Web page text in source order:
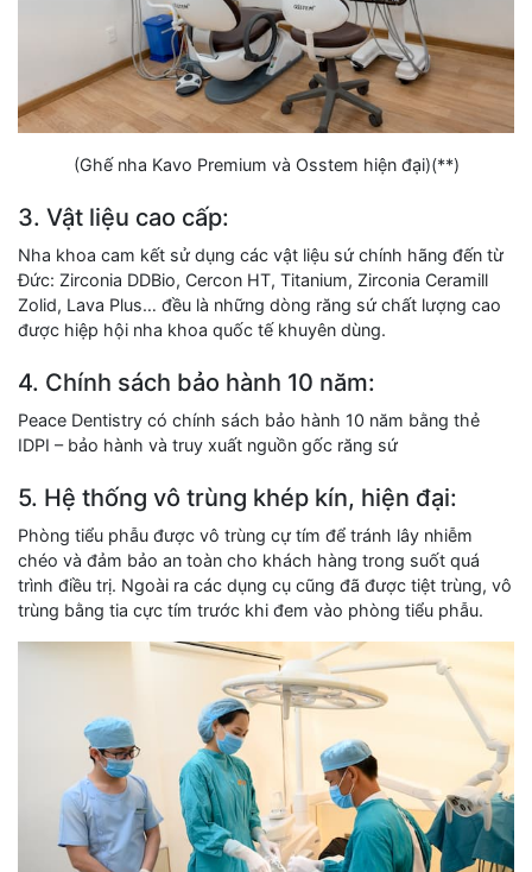
(Ghế nha Kavo Premium và Osstem hiện đại)(**)
3. Vật liệu cao cấp:
Nha khoa cam kết sử dụng các vật liệu sứ chính hãng đến từ
Đức: Zirconia DDBio, Cercon HT, Titanium, Zirconia Ceramill
Zolid, Lava Plus… đều là những dòng răng sứ chất lượng cao
được hiệp hội nha khoa quốc tế khuyên dùng.
4. Chính sách bảo hành 10 năm:
Peace Dentistry có chính sách bảo hành 10 năm bằng thẻ
IDPI – bảo hành và truy xuất nguồn gốc răng sứ
5. Hệ thống vô trùng khép kín, hiện đại:
Phòng tiểu phẫu được vô trùng cự tím để tránh lây nhiễm
chéo và đảm bảo an toàn cho khách hàng trong suốt quá
trình điều trị. Ngoài ra các dụng cụ cũng đã được tiệt trùng, vô
trùng bằng tia cực tím trước khi đem vào phòng tiểu phẫu.